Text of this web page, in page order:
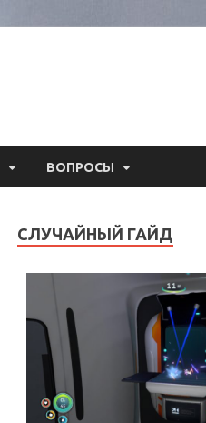
ВОПРОСЫ
СЛУЧАЙНЫЙ ГАЙД